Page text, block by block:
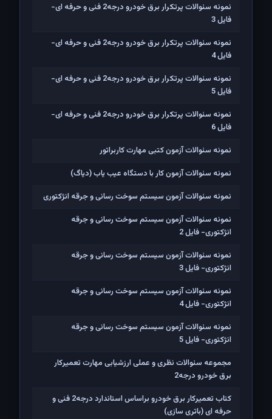
نمونه سئوالات پرتکرار برق خودرو درجه2 فنی و حرفه ای-
فایل 3
نمونه سئوالات پرتکرار برق خودرو درجه2 فنی و حرفه ای-
فایل 4
نمونه سئوالات پرتکرار برق خودرو درجه2 فنی و حرفه ای-
فایل 5
نمونه سئوالات پرتکرار برق خودرو درجه2 فنی و حرفه ای-
فایل 6
نمونه سئوالات آزمون کتبی مهارت کاربراتور
نمونه سئوالات آزمون کار با دستگاه عیب یاب (دیاگ)
نمونه سئوالات آزمون سیستم سوخت رسانی و جرقه انژکتوری
نمونه سئوالات آزمون سیستم سوخت رسانی و جرقه
انژکتوری- فایل 2
نمونه سئوالات آزمون سیستم سوخت رسانی و جرقه
انژکتوری- فایل 3
نمونه سئوالات آزمون سیستم سوخت رسانی و جرقه
انژکتوری- فایل 4
نمونه سئوالات آزمون سیستم سوخت رسانی و جرقه
انژکتوری- فایل 5
مجموعه سئوالات نظری و عملی ارزشیابی مهارت تعمیرکار
برق خودرو درجه2
کتاب تعمیرکار برق خودرو براساس استاندارد درجه2 فنی و
حرفه ای (باتری سازی)